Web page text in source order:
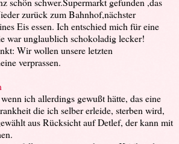
zurück zum Bahnhof,nächster
Eis essen. Ich entschied mich für eine
war unglaublich schokoladig lecker!
Wir wollen unsere letzten
verprassen.
ich allerdings gewußt hätte, das eine
die ich selber erleide, sterben wird,
aus Rücksicht auf Detlef, der kann mit